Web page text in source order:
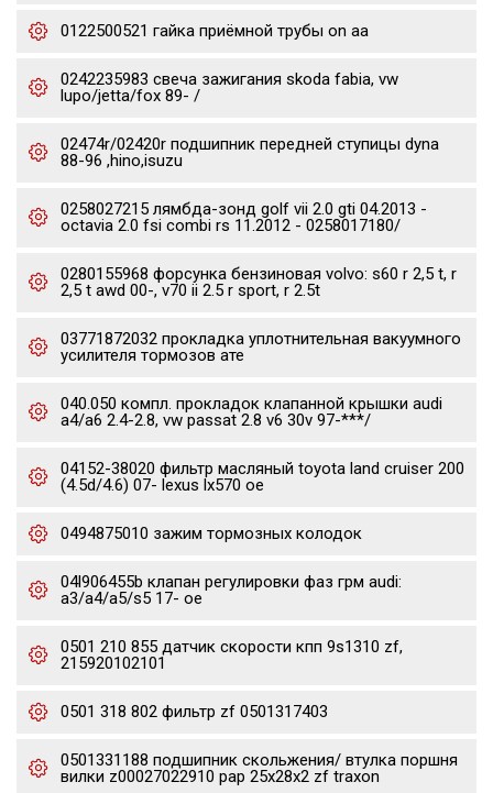
0122500521 гайка приёмной трубы on aa
0242235983 свеча зажигания skoda fabia, vw
lupo/jetta/fox 89- /
02474r/02420r подшипник передней ступицы dyna
88-96 ,hino,isuzu
0258027215 лямбда-зонд golf vii 2.0 gti 04.2013 -
octavia 2.0 fsi combi rs 11.2012 - 0258017180/
0280155968 форсунка бензиновая volvo: s60 r 2,5 t, r
2,5 t awd 00-, v70 ii 2.5 r sport, r 2.5t
03771872032 прокладка уплотнительная вакуумного
усилителя тормозов ате
040.050 компл. прокладок клапанной крышки audi
a4/a6 2.4-2.8, vw passat 2.8 v6 30v 97-***/
04152-38020 фильтр масляный toyota land cruiser 200
(4.5d/4.6) 07- lexus lx570 oe
0494875010 зажим тормозных колодок
04l906455b клапан регулировки фаз грм audi:
a3/a4/a5/s5 17- oe
0501 210 855 датчик скорости кпп 9s1310 zf,
215920102101
0501 318 802 фильтр zf 0501317403
0501331188 подшипник скольжения/ втулка поршня
вилки z00027022910 pap 25x28x2 zf traxon